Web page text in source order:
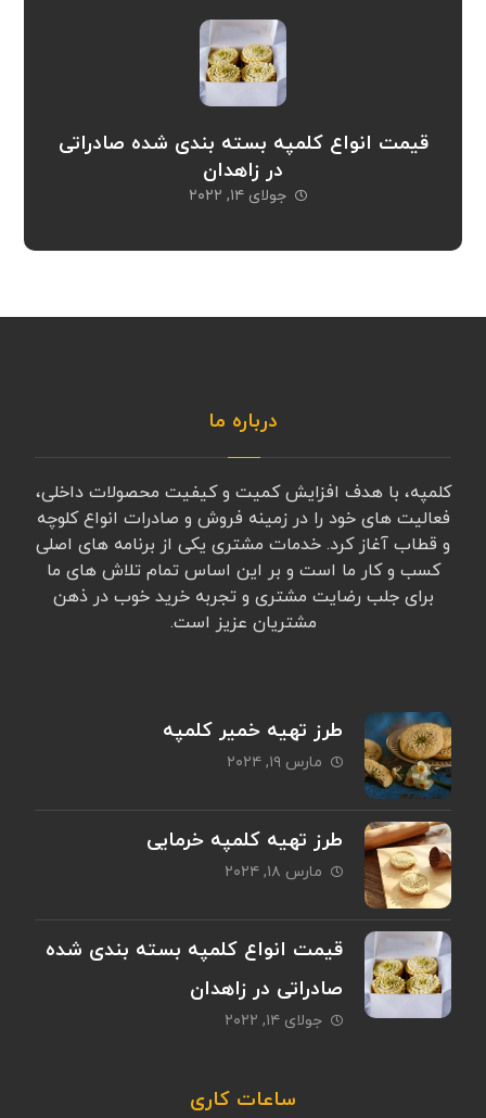
قیمت انواع کلمپه بسته بندی شده صادراتی
در زاهدان
جولای ۱۴, ۲۰۲۲
درباره ما
کلمپه، با هدف افزایش کمیت و کیفیت محصولات داخلی،
فعالیت های خود را در زمینه فروش و صادرات انواع کلوچه
و قطاب آغاز کرد. خدمات مشتری یکی از برنامه های اصلی
کسب و کار ما است و بر این اساس تمام تلاش های ما
برای جلب رضایت مشتری و تجربه خرید خوب در ذهن
مشتریان عزیز است.
طرز تهیه خمیر کلمپه
مارس ۱۹, ۲۰۲۴
طرز تهیه کلمپه خرمایی
مارس ۱۸, ۲۰۲۴
قیمت انواع کلمپه بسته بندی شده
صادراتی در زاهدان
جولای ۱۴, ۲۰۲۲
ساعات کاری